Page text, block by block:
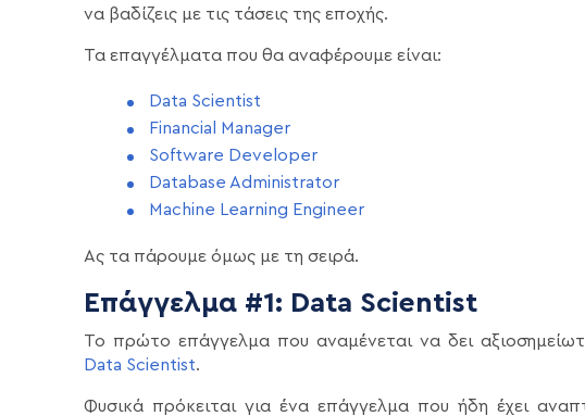
να βαδίζεις με τις τάσεις της εποχής.
Τα επαγγέλματα που θα αναφέρουμε είναι:
Data Scientist
Financial Manager
Software Developer
Database Administrator
Machine Learning Engineer
Ας τα πάρουμε όμως με τη σειρά.
Επάγγελμα #1: Data Scientist
Το πρώτο επάγγελμα που αναμένεται να δει
Data Scientist.
Φυσικά πρόκειται για ένα επάγγελμα που ήδη έχει